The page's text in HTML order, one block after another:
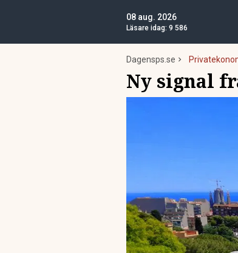
08 aug. 2026
Läsare idag: 9 586
Dagensps.se
Ny signal